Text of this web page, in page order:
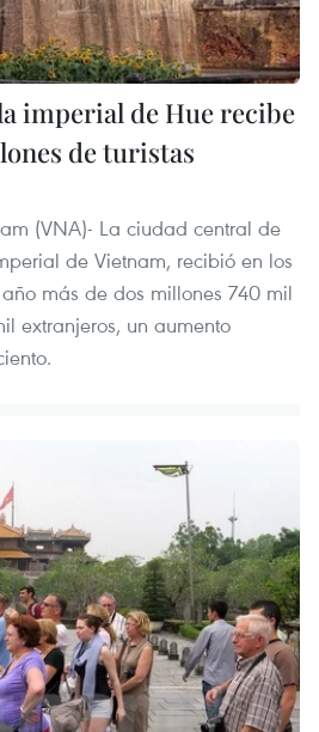
imperial de Hue recibe
de turistas
(VNA)- La ciudad central de
de Vietnam, recibió en los
más de dos millones 740 mil
extranjeros, un aumento